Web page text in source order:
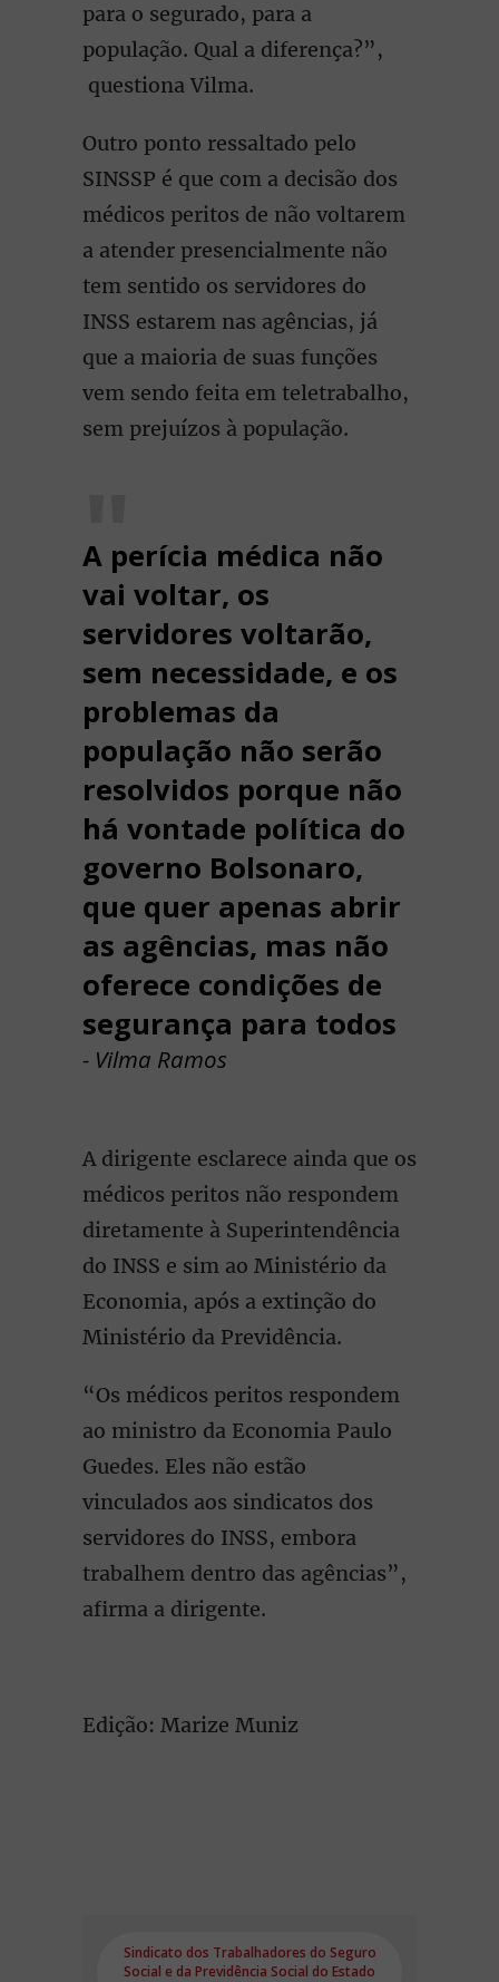
para o segurado, para a
população. Qual a diferença?”,
questiona Vilma.
Outro ponto ressaltado pelo
SINSSP é que com a decisão dos
médicos peritos de não voltarem
a atender presencialmente não
tem sentido os servidores do
INSS estarem nas agências, já
que a maioria de suas funções
vem sendo feita em teletrabalho,
sem prejuízos à população.
A perícia médica não
vai voltar, os
servidores voltarão,
sem necessidade, e os
problemas da
população não serão
resolvidos porque não
há vontade política do
governo Bolsonaro,
que quer apenas abrir
as agências, mas não
oferece condições de
segurança para todos
- Vilma Ramos
A dirigente esclarece ainda que os
médicos peritos não respondem
diretamente à Superintendência
do INSS e sim ao Ministério da
Economia, após a extinção do
Ministério da Previdência.
“Os médicos peritos respondem
ao ministro da Economia Paulo
Guedes. Eles não estão
vinculados aos sindicatos dos
servidores do INSS, embora
trabalhem dentro das agências”,
afirma a dirigente.
Edição: Marize Muniz
Sindicato dos Trabalhadores do Seguro
Social e da Previdência Social do Estado